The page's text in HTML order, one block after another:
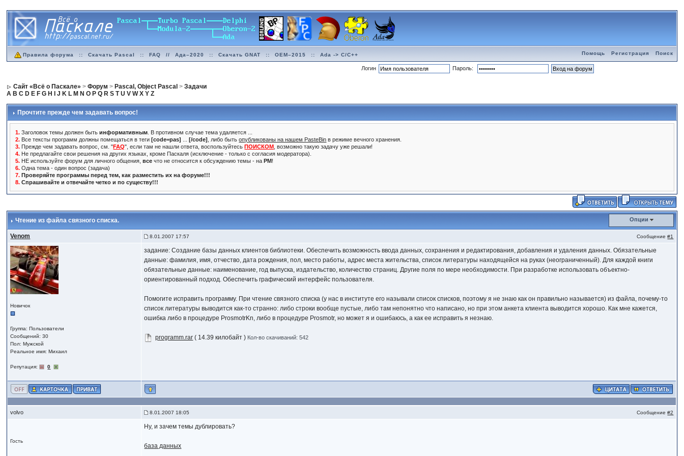
Правила форума :: Скачать Pascal :: FAQ // Ада–2020 :: Скачать GNAT :: OEM–2015 :: Ada -> C/C++ Помощь Регистрация Поиск
Логин Пароль:
Сайт «Всё о Паскале» >Форум > Pascal, Object Pascal >Задачи
A B C D E F G H J K L M N O P Q R S T U V W X Y Z
Прочтите прежде чем задавать вопрос!
1. Заголовок темы должен бытьинформативным . В противном случае тема удаляется ...
2. Все тексты программ должны помещаться в теги[code=pas] ...[/code] , либо бытьопубликованы на нашем PasteBin в режиме вечного хранения.
3. Прежде чем задавать вопрос, см. "FAQ", если там не нашли ответа, воспользуйтесьПОИСКОМ , возможно такую задачу уже решали!
4. Не предлагайте свои решения на других языках, кроме Паскаля (исключение - только с согласия модератора).
5. НЕ используйте форум для личного общения,все что не относится к обсуждению темы - наPM!
6. Одна тема - один вопрос (задача)
7. Проверяйте программы перед тем, как разместить их на форуме!!!
8. Спрашивайте и отвечайте четко и по существу!!!
Чтение из файла связного списка. Опции
Venom 8.01.2007 17:57 Сообщение#1
Новичок
Группа: Пользователи
Сообщений: 30
Пол: Мужской
Реальное имя: Михаил
Репутация: 0
задание: Создание базы данных клиентов библиотеки. Обеспечить возможность ввода данных, сохранения и редактирования, добавления и удаления данных. Обязательные
данные: фамилия, имя, отчество, дата рождения, пол, место работы, адрес места жительства, список литературы находящейся на руках (неограниченный). Для каждой книги
обязательные данные: наименование, год выпуска, издательство, количество страниц. Другие поля по мере необходимости. При разработке использовать объектно-
ориентированный подход. Обеспечить графический интерфейс пользователя.
Помогите исправить программу. При чтение связного списка (у нас в институте его называли список списков, поэтому я не знаю как он правильно называется) из файла, почему-то
список литературы выводится как-то странно: либо строки вообще пустые, либо там непонятно что написано, но при этом анкета клиента выводится хорошо. Как мне кажется,
ошибка либо в процедуре ProsmotrKn, либо в процедуре Prosmotr, но может я и ошибаюсь, а как ее исправить я незнаю.
programm.rar ( 14.39 килобайт ) Кол-во скачиваний: 542
volvo 8.01.2007 18:05 Сообщение#2
Гость
Ну, и зачем темы дублировать?
база данных